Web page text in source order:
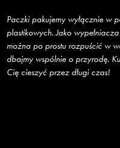
Paczki pakujemy wyłącznie w
plastikowych. Jako
można po prostu rozpuścić w
dbajmy wspólnie o przyrodę.
Cię cieszyć przez długi czas!